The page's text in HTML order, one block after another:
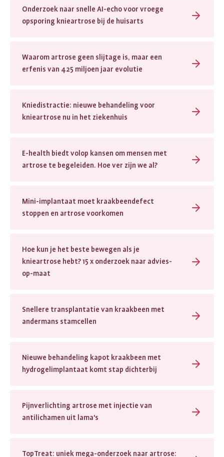
Onderzoek naar snelle AI-echo voor vroege
opsporing knieartrose bij de huisarts
Waarom artrose geen slijtage is, maar een
erfenis van 425 miljoen jaar evolutie
Kniedistractie: nieuwe behandeling voor
knieartrose nu in het ziekenhuis
E-health biedt volop kansen om mensen met
artrose te begeleiden. Hoe ver zijn we al?
Mini-implantaat moet kraakbeendefect
stoppen en artrose voorkomen
Hoe kun je het beste bewegen als je
knieartrose hebt? 15 x onderzoek naar advies-
op-maat
Snellere transplantatie van kraakbeen met
andermans stamcellen
Nieuwe behandeling kapot kraakbeen met
hydrogelimplantaat komt stap dichterbij
Pijnverlichting artrose met injectie van
antilichamen uit lama's
TopTreat: uniek mega-onderzoek naar artrose: